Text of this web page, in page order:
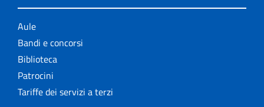
Aule
Bandi e concorsi
Biblioteca
Patrocini
Tariffe dei servizi a terzi